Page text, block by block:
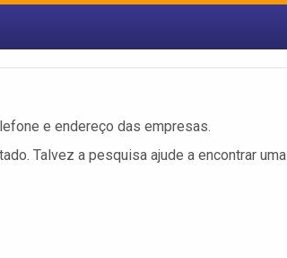
e endereço das empresas.
Talvez a pesquisa ajude a encontrar uma